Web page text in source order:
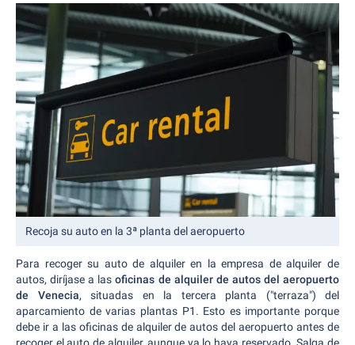
Recoja su auto en la 3ª planta del aeropuerto
Para recoger su auto de alquiler en la empresa de alquiler de
autos, diríjase a lasoficinas de alquiler de autos del aeropuerto
de Venecia, situadas en la tercera planta ("terraza") del
aparcamiento de varias plantas P1. Esto es importante porque
debe ir a las oficinas de alquiler de autos del aeropuerto antes de